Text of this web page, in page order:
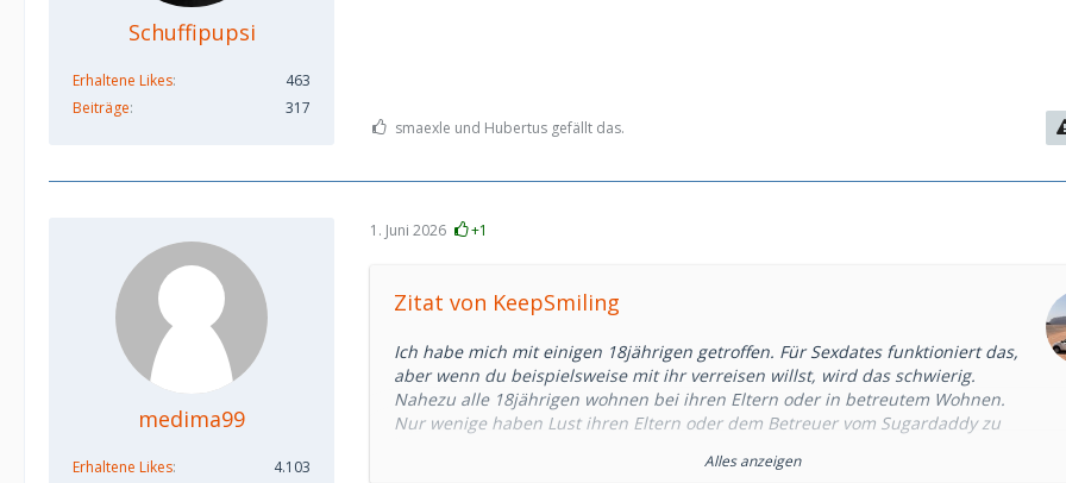
Schuffipupsi
Erhaltene Likes
463
Beiträge
317
smaexle und Hubertus gefällt das.
medima99
Erhaltene Likes
4.103
1. Juni 2026 +1
Zitat von KeepSmiling
Ich habe mich mit einigen 18jährigen getroffen. Für Sexdates funktioniert das,
aber wenn du beispielsweise mit ihr verreisen willst, wird das schwierig.
Nahezu alle 18jährigen wohnen bei ihren Eltern oder in betreutem Wohnen.
Nur wenige haben Lust ihren Eltern oder dem Betreuer vom Sugardaddy zu
Alles anzeigen